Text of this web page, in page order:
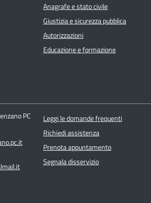
Anagrafe e stato civile
Giustizia e sicurezza pubblica
Autorizzazioni
Educazione e formazione
PC
Leggi le domande frequenti
Richiedi assistenza
Prenota appuntamento
Segnala disservizio